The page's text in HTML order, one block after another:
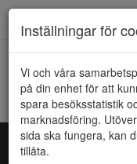
HEM PIECES
Kunde inte hitta några
Inställningar för
Vi och våra
på din enhet för att
spara besöksstatistik
marknadsföring.
sida ska fungera, kan
tillåta.